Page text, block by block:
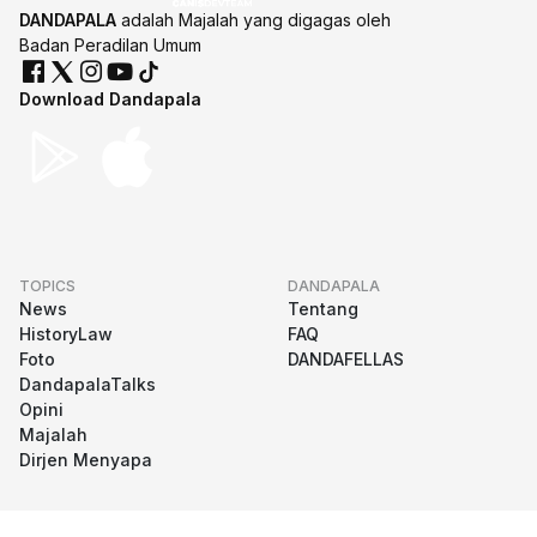
DANDAPALA adalah Majalah yang digagas oleh
Badan Peradilan Umum
Download Dandapala
TOPICS
News
HistoryLaw
Foto
DandapalaTalks
Opini
Majalah
Dirjen Menyapa
DANDAPALA
Tentang
FAQ
DANDAFELLAS